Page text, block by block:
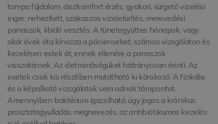
tompa fájdalom, diszkomfort érzés, gyakori, sürgető vizelési
inger, nehezített, szakaszos vizeletürítés, merevedési
panaszok, libidó vesztés. A tünetegyüttes hónapok, vagy
akár évek óta kínozza a pácienseket, számos vizsgálaton és
kezelésen estek át, ennek ellenére a panaszok
visszatérnek. Az életminőségüket hátrányosan érinti. Az
esetek csak kis részében mutatható ki kórokozó. A fizikális
és a képalkotó vizsgálatok sem adnak támpontot.
Amennyiben baktérium igazolható, úgy jogos a krónikus
prosztatagyulladás megnevezés, az antibiotikumos kezelés